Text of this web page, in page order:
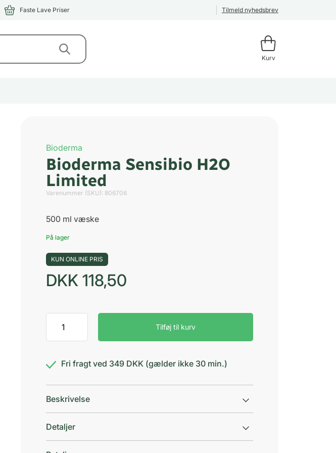
Faste Lave Priser Tilmeld nyhedsbrev
Kurv
Bioderma
Bioderma Sensibio H2O
Limited
Varenummer (SKU): 806706
500 ml væske
På lager
KUN ONLINE PRIS
DKK 118,50
Sensibio
H2O
antal
Tilføj til kurv
Fri fragt ved 349 DKK (gælder ikke 30 min.)
Beskrivelse
Detaljer